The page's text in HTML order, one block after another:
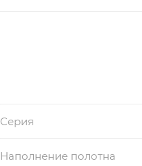
Серия
Наполнение полотна